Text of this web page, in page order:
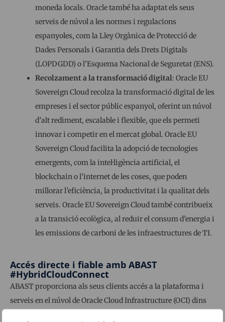
moneda locals. Oracle també ha adaptat els seus
serveis de núvol a les normes i regulacions
espanyoles, com la Lley Orgànica de Protecció de
Dades Personals i Garantia dels Drets Digitals
(LOPDGDD) o l’Esquema Nacional de Seguretat (ENS).
Recolzament a la transformació digital: Oracle EU
Sovereign Cloud recolza la transformació digital de les
empreses i el sector públic espanyol, oferint un núvol
d’alt rediment, escalable i flexible, que els permeti
innovar i competir en el mercat global. Oracle EU
Sovereign Cloud facilita la adopció de tecnologies
emergents, com la intel·ligència artificial, el
blockchain o l’internet de les coses, que poden
millorar l’eficiència, la productivitat i la qualitat dels
serveis. Oracle EU Sovereign Cloud també contribueix
a la transició ecològica, al reduir el consum d’energia i
les emissions de carboni de les infraestructures de TI.
Accés directe i fiable amb ABAST
#HybridCloudConnect
ABAST proporciona als seus clients accés a la plataforma i
serveis en el núvol de Oracle Cloud Infrastructure (OCI) dins